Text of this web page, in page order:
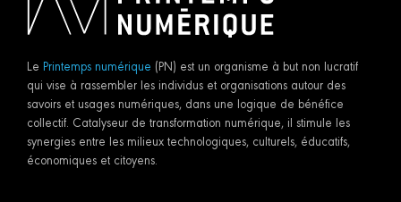
Le Printemps numérique (PN) est un organisme à but non lucratif
qui vise à rassembler les individus et organisations autour des
savoirs et usages numériques, dans une logique de bénéfice
collectif. Catalyseur de transformation numérique, il stimule les
synergies entre les milieux technologiques, culturels, éducatifs,
économiques et citoyens.